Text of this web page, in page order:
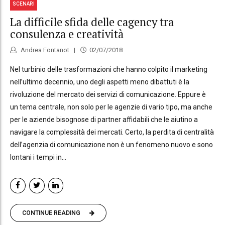
SCENARI
La difficile sfida delle cagency tra
consulenza e creatività
Andrea Fontanot 02/07/2018
Nel turbinio delle trasformazioni che hanno colpito il marketing
nell’ultimo decennio, uno degli aspetti meno dibattuti è la
rivoluzione del mercato dei servizi di comunicazione. Eppure è
un tema centrale, non solo per le agenzie di vario tipo, ma anche
per le aziende bisognose di partner affidabili che le aiutino a
navigare la complessità dei mercati. Certo, la perdita di centralità
dell’agenzia di comunicazione non è un fenomeno nuovo e sono
lontani i tempi in...
CONTINUE READING